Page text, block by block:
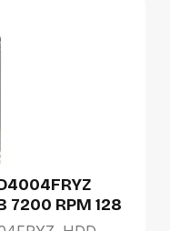
RPM 128